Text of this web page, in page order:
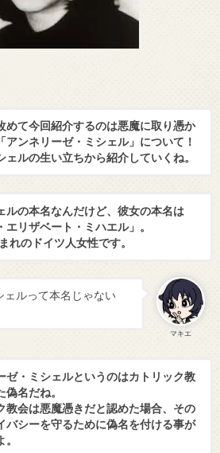
めて今回紹介するのは悪魔に取り憑か
アンネリーゼ・ミシェル」について！
ェルの生い立ちから紹介していくね。
ルの本名なんだけど、彼女の本名は
エリザベート・ミハエル」。
れのドイツ人女性です。
マキエ
ェルって本名じゃない
ゼ・ミシェルというのはカトリック教
名だね。
教会は悪魔憑きだと認めた場合、その
バシーを守るために偽名を付ける事が